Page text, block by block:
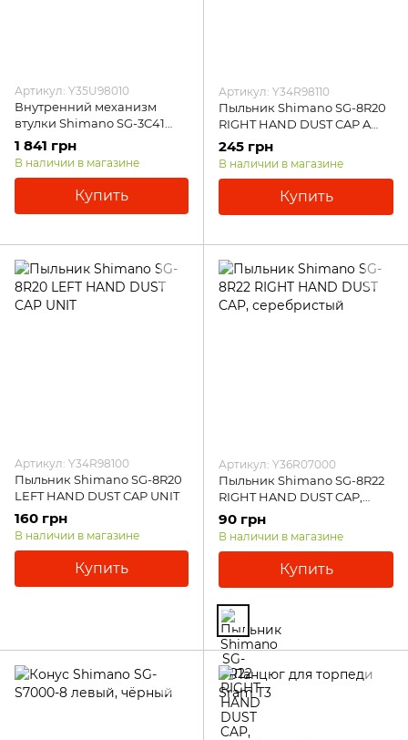
Артикул: Y35U98010
Внутренний механизм
втулки Shimano SG-3C41
(комплект)
1 841 грн
В наличии в магазине
Купить
Артикул: Y34R98110
Пыльник Shimano SG-8R20
RIGHT HAND DUST CAP A
W/SEAL
245 грн
В наличии в магазине
Купить
Артикул: Y34R98100
Пыльник Shimano SG-8R20
LEFT HAND DUST CAP UNIT
160 грн
В наличии в магазине
Купить
Артикул: Y36R07000
Пыльник Shimano SG-8R22
RIGHT HAND DUST CAP,
серебристый
90 грн
В наличии в магазине
Купить